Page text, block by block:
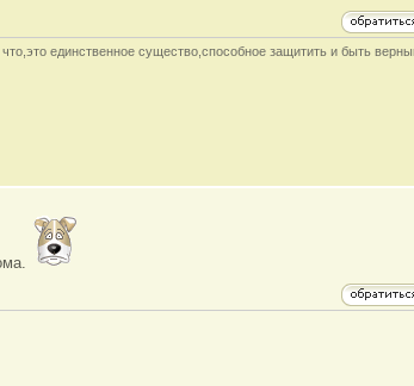
единственное существо,способное защитить и быть